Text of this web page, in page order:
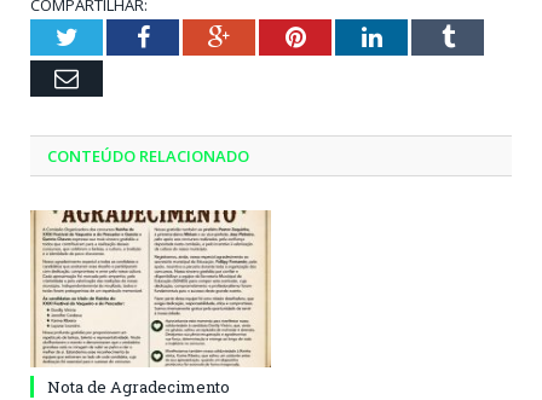
COMPARTILHAR:
TwitterFacebookGoogle+PinterestLinkedInTumblr
Email
CONTEÚDO RELACIONADO
Nota de Agradecimento